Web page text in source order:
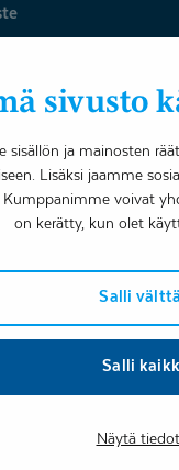
sivusto
ja mainosten
Lisäksi jaamme
voivat
on kerätty, kun olet
Salli
Salli
Näytä
Instagram